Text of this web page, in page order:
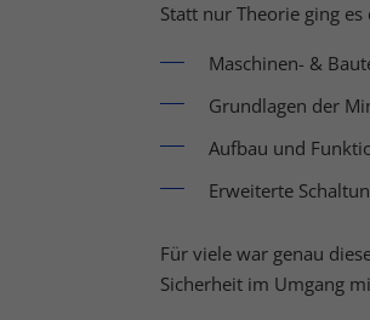
Statt nur Theorie ging
Maschinen- &
Grundlagen der
Aufbau und
Erweiterte
Für viele war genau
Sicherheit im Umgang